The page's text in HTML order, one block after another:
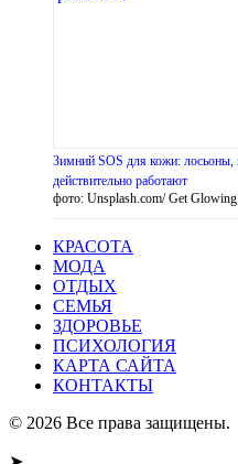
Зимний SOS для кожи: лосьоны,
действительно работают
фото: Unsplash.com/ Get
КРАСОТА
МОДА
ОТДЫХ
СЕМЬЯ
ЗДОРОВЬЕ
ПСИХОЛОГИЯ
КАРТА САЙТА
КОНТАКТЫ
© 2026 Все права защищены.